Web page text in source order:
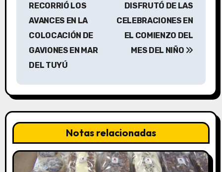
a
c
i
ó
RECORRIÓ LOS
AVANCES EN LA
COLOCACIÓN DE
GAVIONES EN MAR
DEL TUYÚ
DISFRUTÓ DE LAS
CELEBRACIONES EN
EL COMIENZO DEL
MES DEL NIÑO
Notas relacionadas